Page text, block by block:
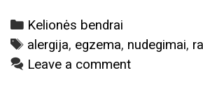
ir
Categories
Kelionės bendrai
Tags
alergija, egzema, nudegimai,
Leave a comment